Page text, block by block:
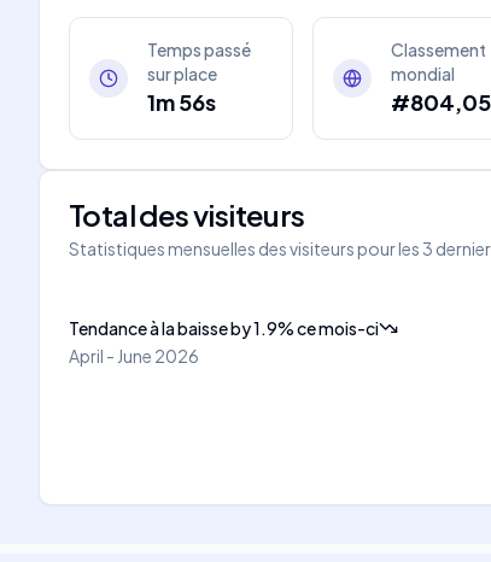
Temps passé
sur place
1m 56s
Classement
mondial
Total des visiteurs
Statistiques mensuelles des visiteurs pour les 3
Tendance à la baisseby1.9%ce mois-ci
April - June 2026